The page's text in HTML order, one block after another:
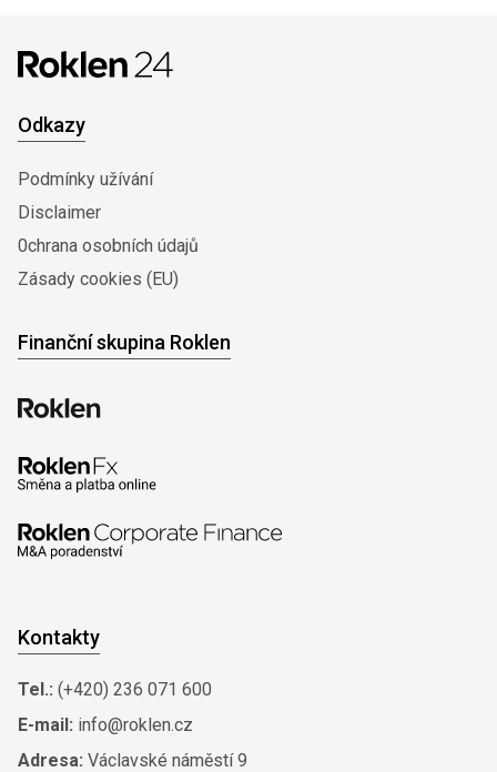
Odkazy
Podmínky užívání
Disclaimer
0chrana osobních údajů
Zásady cookies (EU)
Finanční skupina Roklen
Kontakty
Tel.: (+420) 236 071 600
E-mail: info@roklen.cz
Adresa: Václavské náměstí 9